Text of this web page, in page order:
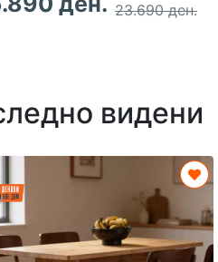
23.690 ден.
видени